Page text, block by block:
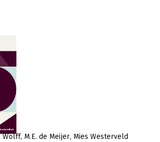
Wolff M.E. de Meijer Mies Westerveld